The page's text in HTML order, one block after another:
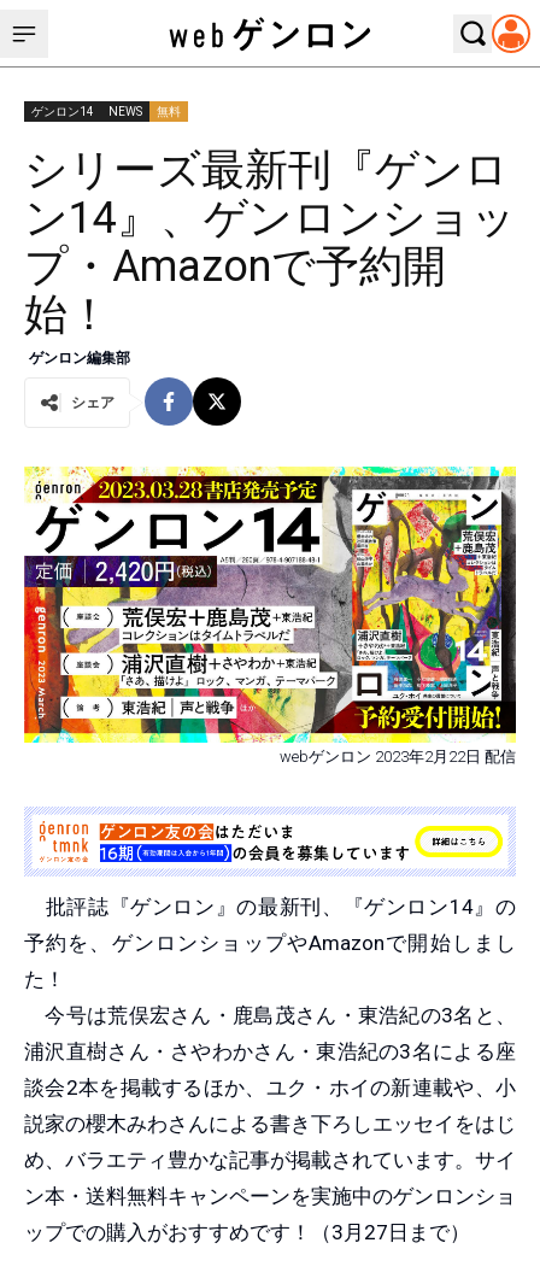
ゲンロン14 NEWS 無料
シリーズ最新刊『ゲンロ
ン14』、ゲンロンショッ
プ・Amazonで予約開
始！
ゲンロン編集部
シェア
webゲンロン 2023年2月22日 配信
批評誌『ゲンロン』の最新刊、『ゲンロン14』の
予約を、ゲンロンショップやAmazonで開始しまし
た！
今号は荒俣宏さん・鹿島茂さん・東浩紀の3名と、
浦沢直樹さん・さやわかさん・東浩紀の3名による座
談会2本を掲載するほか、ユク・ホイの新連載や、小
説家の櫻木みわさんによる書き下ろしエッセイをはじ
め、バラエティ豊かな記事が掲載されています。サイ
ン本・送料無料キャンペーンを実施中のゲンロンショ
ップでの購入がおすすめです！（3月27日まで）